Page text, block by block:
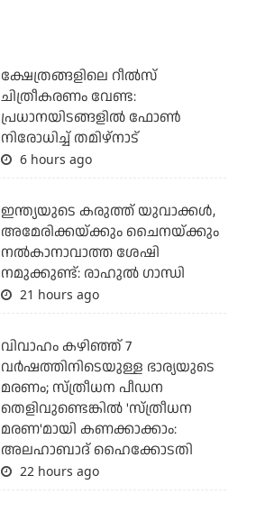
ക്ഷേത്രങ്ങളിലെ റീല്‍സ്
ചിത്രീകരണം വേണ്ട:
പ്രധാനയിടങ്ങളില്‍ ഫോണ്‍
നിരോധിച്ച് തമിഴ്‌നാട്
6 hours ago
ഇന്ത്യയുടെ കരുത്ത് യുവാക്കള്‍,
അമേരിക്കയ്ക്കും ചൈനയ്ക്കും
നല്‍കാനാവാത്ത ശേഷി
നമുക്കുണ്ട്: രാഹുല്‍ ഗാന്ധി
21 hours ago
വിവാഹം കഴിഞ്ഞ് 7
വര്‍ഷത്തിനിടെയുള്ള ഭാര്യയുടെ
മരണം; സ്ത്രീധന പീഡന
തെളിവുണ്ടെങ്കില്‍ 'സ്ത്രീധന
മരണ'മായി കണക്കാക്കാം:
അലഹാബാദ് ഹൈക്കോടതി
22 hours ago